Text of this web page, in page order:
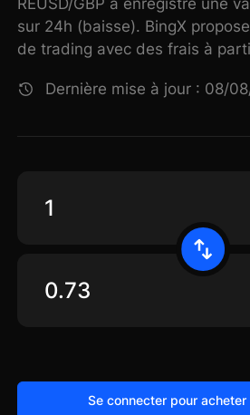
REUSD/GBP a enregistré une
sur 24h (baisse). BingX
de trading avec des frais à
Dernière mise à jour : 08/
Se connecter pour acheter